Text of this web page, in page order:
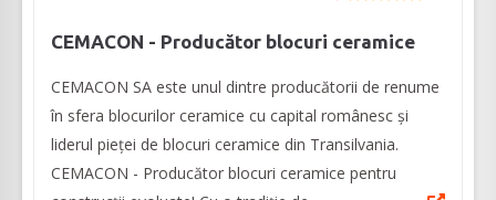
CEMACON - Producător blocuri ceramice
CEMACON SA este unul dintre producătorii de renume
în sfera blocurilor ceramice cu capital românesc şi
liderul pieței de blocuri ceramice din Transilvania.
CEMACON - Producător blocuri ceramice pentru